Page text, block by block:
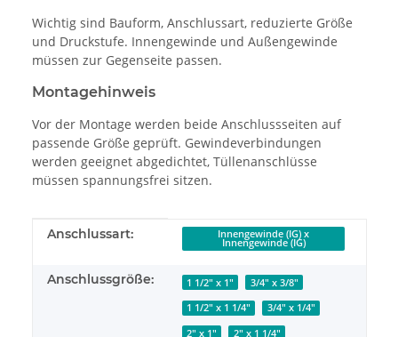
Wichtig sind Bauform, Anschlussart, reduzierte Größe
und Druckstufe. Innengewinde und Außengewinde
müssen zur Gegenseite passen.
Montagehinweis
Vor der Montage werden beide Anschlussseiten auf
passende Größe geprüft. Gewindeverbindungen
werden geeignet abgedichtet, Tüllenanschlüsse
müssen spannungsfrei sitzen.
Produkteigenschaft
Wert
Anschlussart: Innengewinde (IG) x
Innengewinde (IG)
Anschlussgröße: 1 1/2" x 1" 3/4" x 3/8"
1 1/2" x 1 1/4" 3/4" x 1/4"
2" x 1" 2" x 1 1/4"